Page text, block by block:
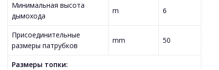
Минимальная высота
дымохода
m 6
Присоединительные
размеры патрубков
mm 50
Размеры топки: